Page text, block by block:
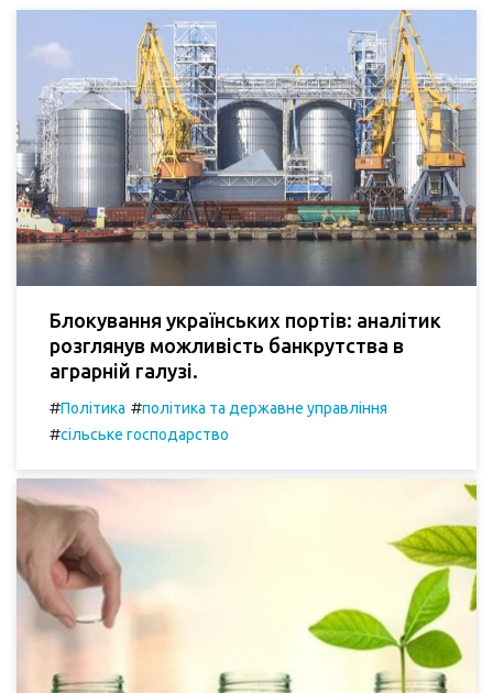
Блокування українських портів: аналітик
розглянув можливість банкрутства в
аграрній галузі.
#Політика #політика та державне управління
#сільське господарство